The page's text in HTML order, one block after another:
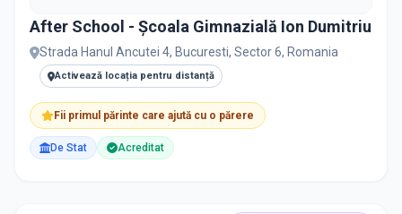
After School - Școala Gimnazială Ion Dumitriu
Strada Hanul Ancutei 4, Bucuresti, Sector 6, Romania
Activează locația pentru distanță
Fii primul părinte care ajută cu o părere
De Stat Acreditat